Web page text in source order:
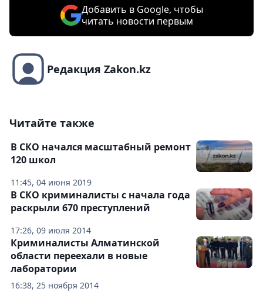
Добавить в Google, чтобы
читать новости первым
Редакция Zakon.kz
Читайте также
11:45, 04 июня 2019
В СКО начался масштабный ремонт
120 школ
17:26, 09 июля 2014
В СКО криминалисты с начала года
раскрыли 670 преступлений
16:38, 25 ноября 2014
Криминалисты Алматинской
области переехали в новые
лаборатории